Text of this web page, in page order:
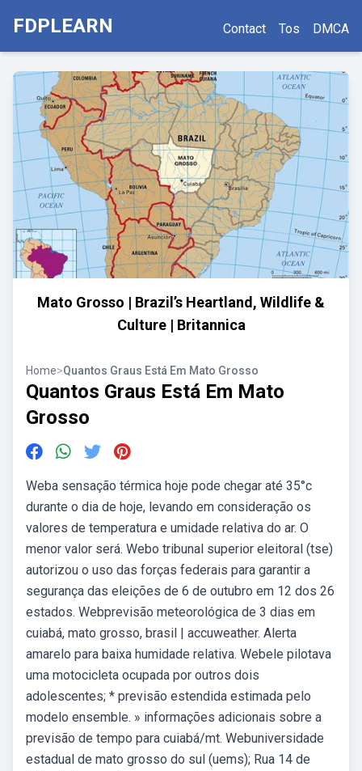
FDPLEARN Contact Tos DMCA
Mato Grosso | Brazil’s Heartland, Wildlife &
Culture | Britannica
Home>Quantos Graus Está Em Mato Grosso
Quantos Graus Está Em Mato
Grosso
Weba sensação térmica hoje pode chegar até 35°c
durante o dia de hoje, levando em consideração os
valores de temperatura e umidade relativa do ar. O
menor valor será. Webo tribunal superior eleitoral (tse)
autorizou o uso das forças federais para garantir a
segurança das eleições de 6 de outubro em 12 dos 26
estados. Webprevisão meteorológica de 3 dias em
cuiabá, mato grosso, brasil | accuweather. Alerta
amarelo para baixa humidade relativa. Webele pilotava
uma motocicleta ocupada por outros dois
adolescentes; * previsão estendida estimada pelo
modelo ensemble. » informações adicionais sobre a
previsão de tempo para cuiabá/mt. Webuniversidade
estadual de mato grosso do sul (uems); Rua 14 de